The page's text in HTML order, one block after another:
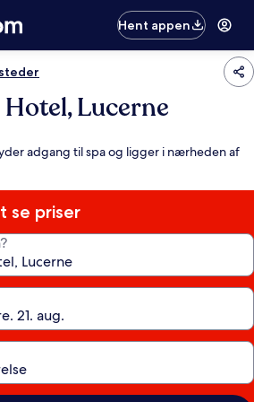
Hent appen
Lucerne
adgang til spa og ligger i nærheden af
se priser